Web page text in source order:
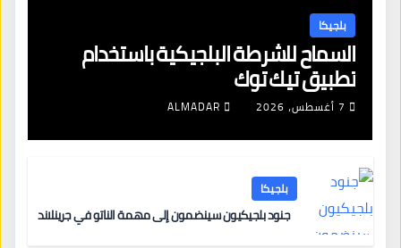
بلجيكا
السماح للشرطة البلجيكية باستخدام
تطبيق تيك توك
7 أغسطس، 2026 ALMADAR
بلجيكا
جنود بلجيكيون سينضمون إلى مهمة الناتو في جرينلاند